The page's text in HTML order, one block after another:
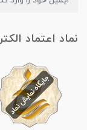
نماد اعتماد